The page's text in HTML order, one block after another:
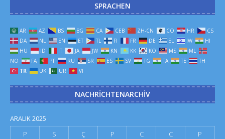
SPRACHEN
AR AZ BS BG CA CEB ZH-CN CO HR
CS
DA
NL EN ET TL FI FR DE EL IW
HI
HU
ID IT JA JW KN KK KO MS
ML
NO
FA PT RU SR ES SV TG TA TE
TH
TR
UK UR VI
NACHRICHTENARCHIV
ARALIK 2025
P
S Ç P C C
P